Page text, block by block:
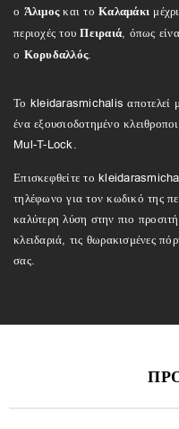
ο Άλιμοςκαι το Καλαμάκι
περιοχές τουΠειραιά, όπως
ο Κορυδαλλός.
Το kleidarasmichalis αποτελεί
ένα εξουσιοδοτημένο
Mul-T-Lock.
Επισκεφθείτε το
τηλέφωνο για τον κωδικό της
καλύτερη λύση στην πιο
κλειδαριά, τις θωρακισμένες
σας.